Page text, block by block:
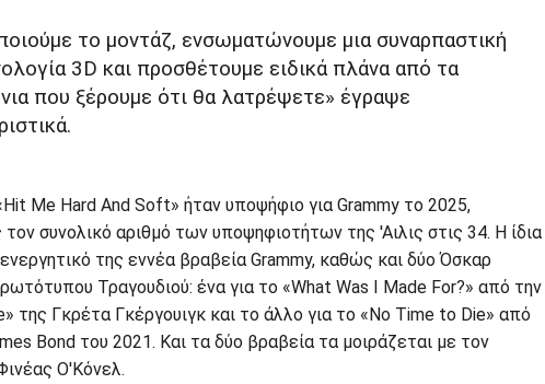
το μοντάζ, ενσωματώνουμε μια συναρπαστική
3D και προσθέτουμε ειδικά πλάνα από τα
που ξέρουμε ότι θα λατρέψετε» έγραψε
Me Hard And Soft» ήταν υποψήφιο για Grammy το 2025,
συνολικό αριθμό των υποψηφιοτήτων της 'Αιλις στις 34. Η ίδια
της εννέα βραβεία Grammy, καθώς και δύο Όσκαρ
Τραγουδιού: ένα για το «What Was I Made For?» από την
της Γκρέτα Γκέργουιγκ και το άλλο για το «No Time to Die» από
Bond του 2021. Και τα δύο βραβεία τα μοιράζεται με τον
Ο'Κόνελ.